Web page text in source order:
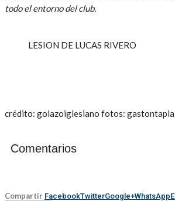
todo el entorno del club.
LESION DE LUCAS RIVERO
crédito: golazoiglesiano fotos: gastontapia
Comentarios
Compartir FacebookTwitterGoogle+WhatsApp